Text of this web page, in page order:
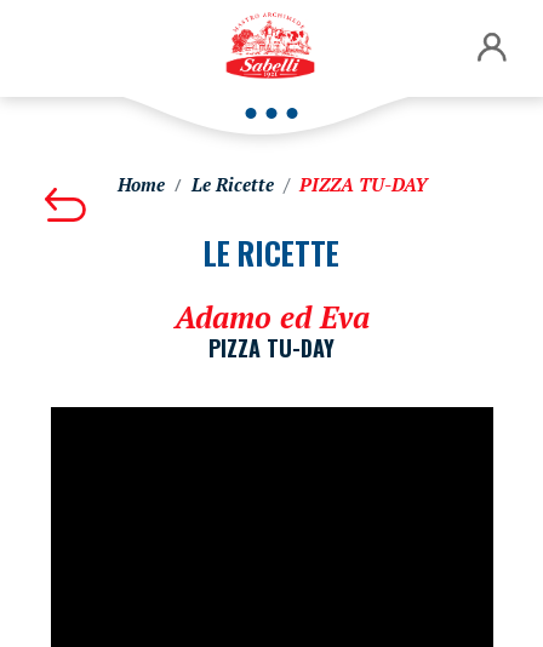
Home Le Ricette PIZZA TU-DAY
LE RICETTE
Adamo ed Eva
PIZZA TU-DAY